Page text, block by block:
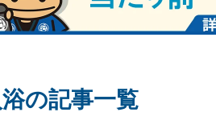
の記事一覧